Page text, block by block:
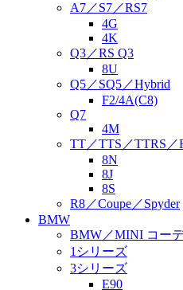
A7／S7／RS7
4G
4K
Q3／RS Q3
8U
Q5／SQ5／Hybrid
F2/4A(C8)
Q7
4M
TT／TTS／TTRS／
8N
8J
8S
R8／Coupe／Spyder
BMW
BMW／MINI コー
1シリーズ
3シリーズ
E90